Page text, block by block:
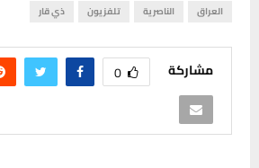
العراق الناصرية تلفزيون ذي قار
مشاركة 0